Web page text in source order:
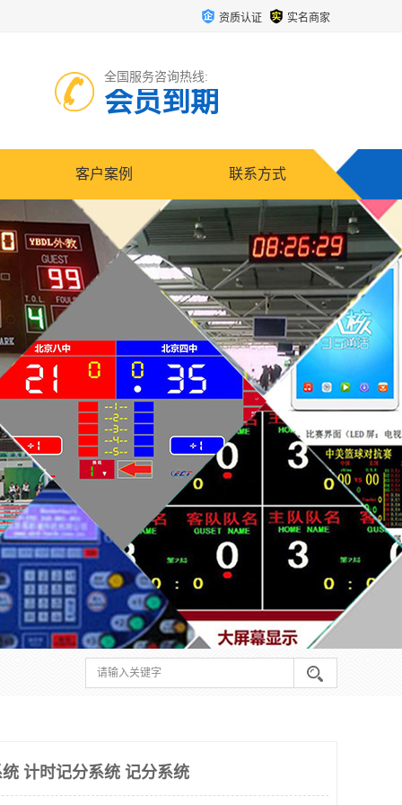
资质认证 实名商家
全国服务咨询热线:
会员到期
客户案例 联系方式
计时记分系统 记分系统